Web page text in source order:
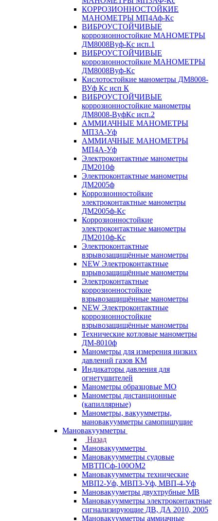
КОРРОЗИОННОСТОЙКИЕ
МАНОМЕТРЫ МП4Аф-Кс
ВИБРОУСТОЙЧИВЫЕ
коррозионностойкие МАНОМЕТРЫ
ДМ8008Вуф-Кс исп.1
ВИБРОУСТОЙЧИВЫЕ
коррозионностойкие МАНОМЕТРЫ
ДМ8008Вуф-Кс
Кислотостойкие манометры ДМ8008-
ВУф Кс исп К
ВИБРОУСТОЙЧИВЫЕ
коррозионностойкие манометры
ДМ8008-ВуфКс исп.2
АММИАЧНЫЕ МАНОМЕТРЫ
МП3А-Уф
АММИАЧНЫЕ МАНОМЕТРЫ
МП4А-Уф
Электроконтактные манометры
ДМ2010ф
Электроконтактные манометры
ДМ2005ф
Коррозионностойкие
электроконтактные манометры
ДМ2005ф-Кс
Коррозионностойкие
электроконтактные манометры
ДМ2010ф-Кс
Электроконтактные
взрывозащищённые манометры
NEW Электроконтактные
взрывозащищённые манометры
Электроконтактные
коррозионностойкие
взрывозащищённые манометры
NEW Электроконтактные
коррозионностойкие
взрывозащищённые манометры
Технические котловые манометры
ДМ-8010ф
Манометры для измерения низких
давлений газов КМ
Индикаторы давления для
огнетушителей
Манометры образцовые МО
Манометры дистанционные
(капиллярные)
Манометры, вакуумметры,
мановакуумметры самопишущие
Мановакуумметры
Назад
Мановакуумметры
Мановакуумметры судовые
МВТПСф-100ОМ2
Мановакуумметры технические
МВП2-Уф, МВП3-Уф, МВП-4-Уф
Мановакууметры двухтрубные МВ
Мановакуумметры электроконтактные
сигнализирующие ДВ, ДА 2010, 2005
Мановакуумметры аммиачные